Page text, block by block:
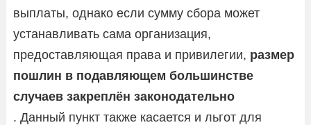
выплаты, однако если сумму сбора может
устанавливать сама организация,
предоставляющая права и привилегии, размер
пошлин в подавляющем большинстве
случаев закреплён законодательно
. Данный пункт также касается и льгот для